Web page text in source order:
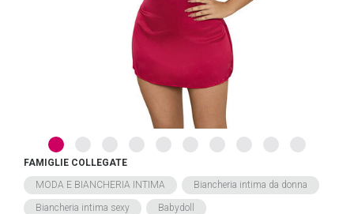
FAMIGLIE COLLEGATE
MODA E BIANCHERIA INTIMA
Biancheria intima da donna
Biancheria intima sexy Babydoll